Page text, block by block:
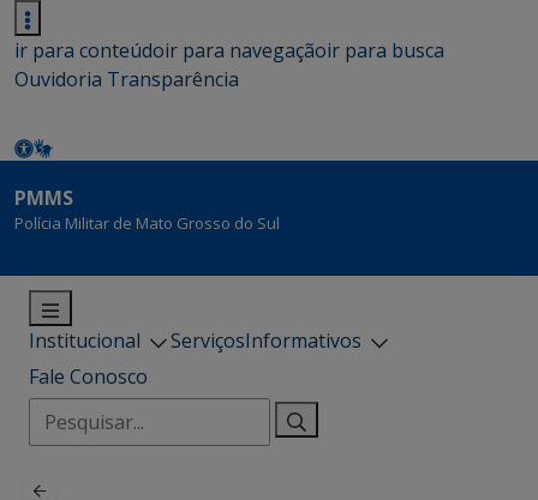
ir para conteúdoir para navegaçãoir para busca
Ouvidoria Transparência
PMMS
Polícia Militar de Mato Grosso do Sul
Institucional ServiçosInformativos
Fale Conosco
Pesquisar
por: